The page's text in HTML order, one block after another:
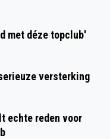
met déze topclub'
versterking
echte reden voor